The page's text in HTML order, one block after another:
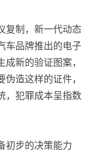
复制，新一代动态
车品牌推出的电子
新的验证图案，
造这样的证件，
，犯罪成本呈指数
初步的决策能力